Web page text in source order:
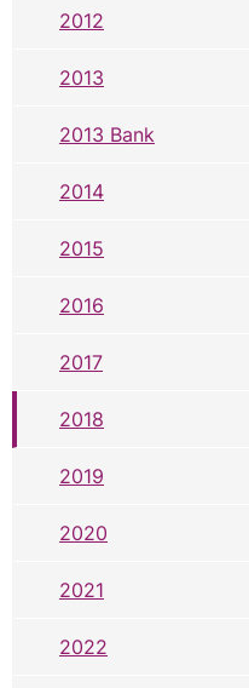
2012
2013
2013 Bank
2014
2015
2016
2017
2018
2019
2020
2021
2022